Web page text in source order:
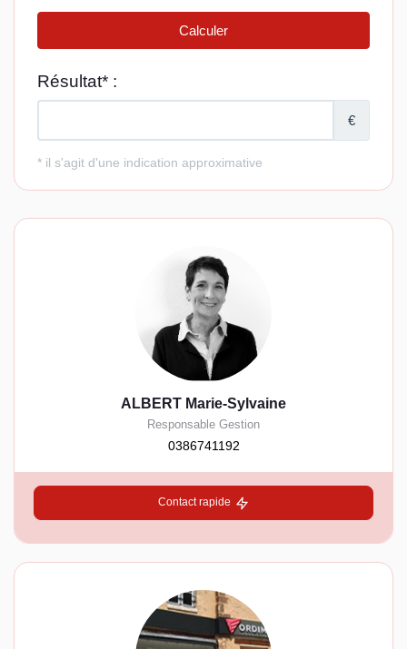
ALBERT Marie-Sylvaine
Responsable Gestion
0386741192
Contact rapide